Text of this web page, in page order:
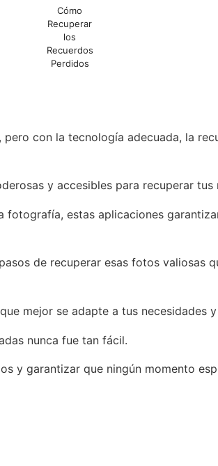
Cómo
Recuperar
los
Recuerdos
Perdidos
con la tecnología adecuada, la
y accesibles para recuperar tus
fotografía, estas aplicaciones
de recuperar esas fotos valiosas
mejor se adapte a tus necesidades
nunca fue tan fácil.
y garantizar que ningún momento